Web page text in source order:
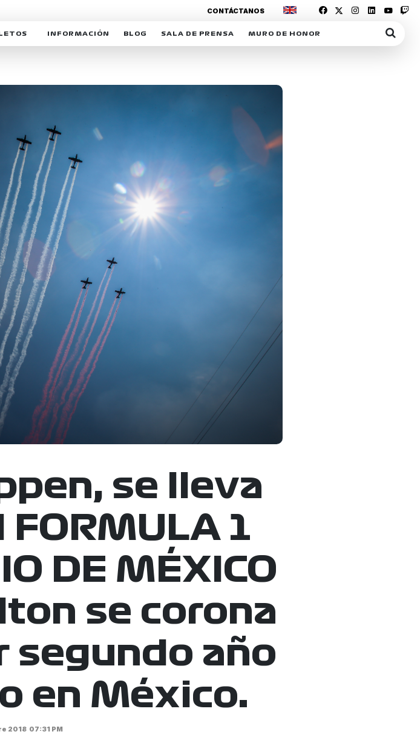
INFORMACIÓN
MOTORSPORT ACADEMY
VOLUNTARIOS
EXPOSICIÓN FOTOGRÁFICA
CAMPEONATO
PATROCINADORES
LEGALES TICKETMASTER
BLOG SALA DE PRENSA MURO DE HONOR
CONTÁCTANOS
se lleva
1
DE MÉXICO
se corona
segundo año
en México.
2018 07:31 PM